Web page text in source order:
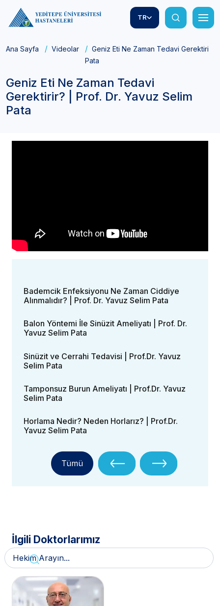
TR
Ana Sayfa Videolar
Geniz Eti Ne Zaman Tedavi Gerektirir?
Pata
Geniz Eti Ne Zaman Tedavi
Gerektirir? | Prof. Dr. Yavuz Selim
Pata
Bademcik Enfeksiyonu Ne Zaman Ciddiye
Alınmalıdır? | Prof. Dr. Yavuz Selim Pata
Balon Yöntemi İle Sinüzit Ameliyatı | Prof. Dr.
Yavuz Selim Pata
Sinüzit ve Cerrahi Tedavisi | Prof.Dr. Yavuz
Selim Pata
Tamponsuz Burun Ameliyatı | Prof.Dr. Yavuz
Selim Pata
Horlama Nedir? Neden Horlarız? | Prof.Dr.
Yavuz Selim Pata
Tümü
İlgili Doktorlarımız